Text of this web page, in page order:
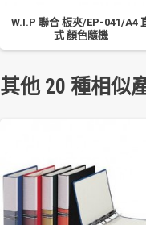
W.I.P 聯合 板夾/EP-041/A4
式 顏色隨機
其他 20 種相似